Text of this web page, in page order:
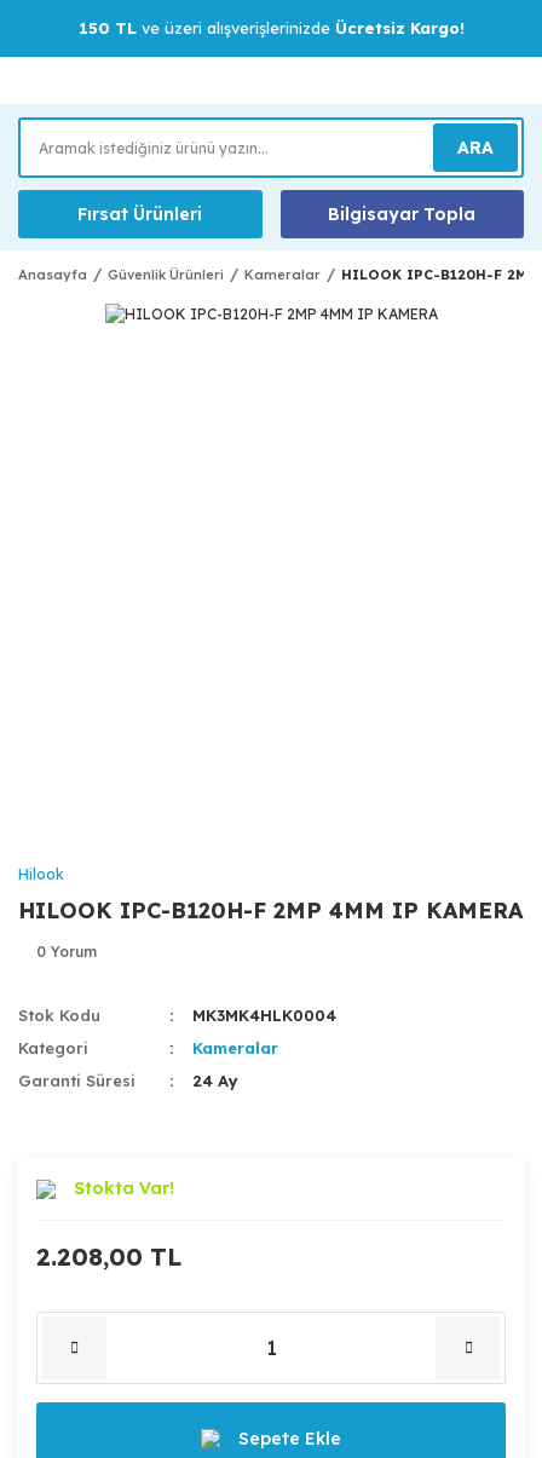
150 TLve üzeri alışverişlerinizde Ücretsiz Kargo!
ARA
Fırsat Ürünleri Bilgisayar Topla
Anasayfa Güvenlik Ürünleri Kameralar HILOOK IPC-B120H-F 2MP
Hilook
HILOOK IPC-B120H-F 2MP 4MM IP KAMERA
0 Yorum
Stok Kodu
MK3MK4HLK0004
Kategori
Kameralar
Garanti Süresi
24 Ay
Stokta Var!
2.208,00 TL
Sepete Ekle